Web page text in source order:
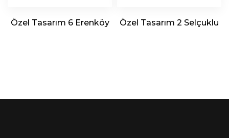
Özel Tasarım 6 Erenköy Özel Tasarım 2 Selçuklu